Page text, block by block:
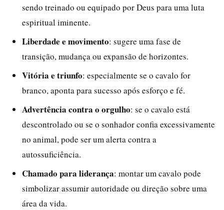
sendo treinado ou equipado por Deus para uma luta
espiritual iminente.
Liberdade e movimento: sugere uma fase de
transição, mudança ou expansão de horizontes.
Vitória e triunfo: especialmente se o cavalo for
branco, aponta para sucesso após esforço e fé.
Advertência contra o orgulho: se o cavalo está
descontrolado ou se o sonhador confia excessivamente
no animal, pode ser um alerta contra a
autossuficiência.
Chamado para liderança: montar um cavalo pode
simbolizar assumir autoridade ou direção sobre uma
área da vida.